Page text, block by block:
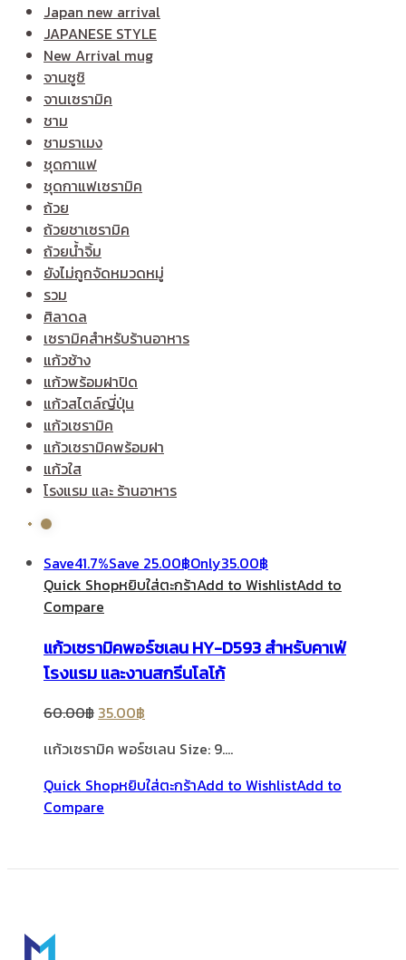
Japan new arrival
JAPANESE STYLE
New Arrival mug
จานซูชิ
จานเซรามิค
ชาม
ชามราเมง
ชุดกาแฟ
ชุดกาแฟเซรามิค
ถ้วย
ถ้วยชาเซรามิค
ถ้วยน้ำจิ้ม
ยังไม่ถูกจัดหมวดหมู่
รวม
ศิลาดล
เซรามิคสำหรับร้านอาหาร
แก้วช้าง
แก้วพร้อมฝาปิด
แก้วสไตล์ญี่ปุ่น
แก้วเซรามิค
แก้วเซรามิคพร้อมฝา
แก้วใส
โรงแรม และ ร้านอาหาร
Save41.7%Save 25.00฿Only35.00฿
Quick Shopหยิบใส่ตะกร้าAdd to WishlistAdd to
Compare
แก้วเซรามิคพอร์ชเลน HY-D593 สำหรับคาเฟ่
โรงแรม และงานสกรีนโลโก้
60.00฿ 35.00฿
เเก้วเซรามิค พอร์ชเลน Size: 9.…
Quick Shopหยิบใส่ตะกร้าAdd to WishlistAdd to
Compare